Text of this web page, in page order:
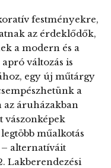
festményekre,
az érdeklődők,
a modern és a
változás is
egy új műtárgy
a
áruházakban
vászonképek
műalkotás
alternatíváit
Lakberendezési